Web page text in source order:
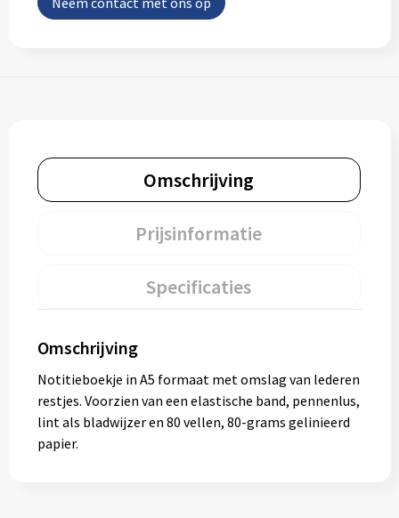
Omschrijving
Prijsinformatie
Specificaties
Omschrijving
Notitieboekje in A5 formaat met omslag van lederen
restjes. Voorzien van een elastische band, pennenlus,
lint als bladwijzer en 80 vellen, 80-grams gelinieerd
papier.